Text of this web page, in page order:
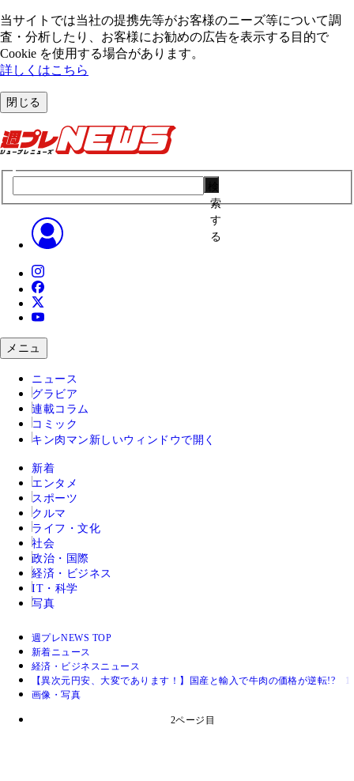
当サイトでは当社の提携先等がお客様のニーズ等について調
査・分析したり、お客様にお勧めの広告を表⽰する⽬的で
Cookie を使⽤する場合があります。
詳しくはこちら
閉じる
索
す
る
メニュ
ニュース
グラビア
連載コラム
コミック
キン肉マン 新しいウィンドウで開く
新着
エンタメ
スポーツ
クルマ
ライフ・文化
社会
政治・国際
経済・ビジネス
IT・科学
写真
週プレNEWS TOP
新着ニュース
経済・ビジネスニュース
【異次元円安、大変であります！】国産と輸入で牛肉の価格が逆転!?
画像・写真
2ページ目